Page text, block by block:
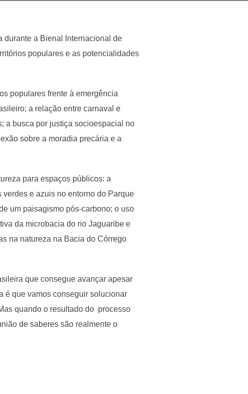
durante a Bienal Internacional de
populares e as potencialidades
populares frente à emergência
a relação entre carnaval e
a busca por justiça socioespacial no
sobre a moradia precária e a
para espaços públicos: a
e azuis no entorno do Parque
um paisagismo pós-carbono; o uso
da microbacia do rio Jaguaribe e
na natureza na Bacia do Córrego
que consegue avançar apesar
é que vamos conseguir solucionar
quando o resultado do processo
de saberes são realmente o